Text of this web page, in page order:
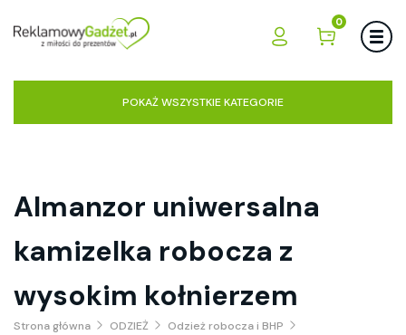
0
POKAŻ WSZYSTKIE KATEGORIE
Almanzor uniwersalna
kamizelka robocza z
wysokim kołnierzem
Strona główna ODZIEŻ
Odzież robocza i BHP